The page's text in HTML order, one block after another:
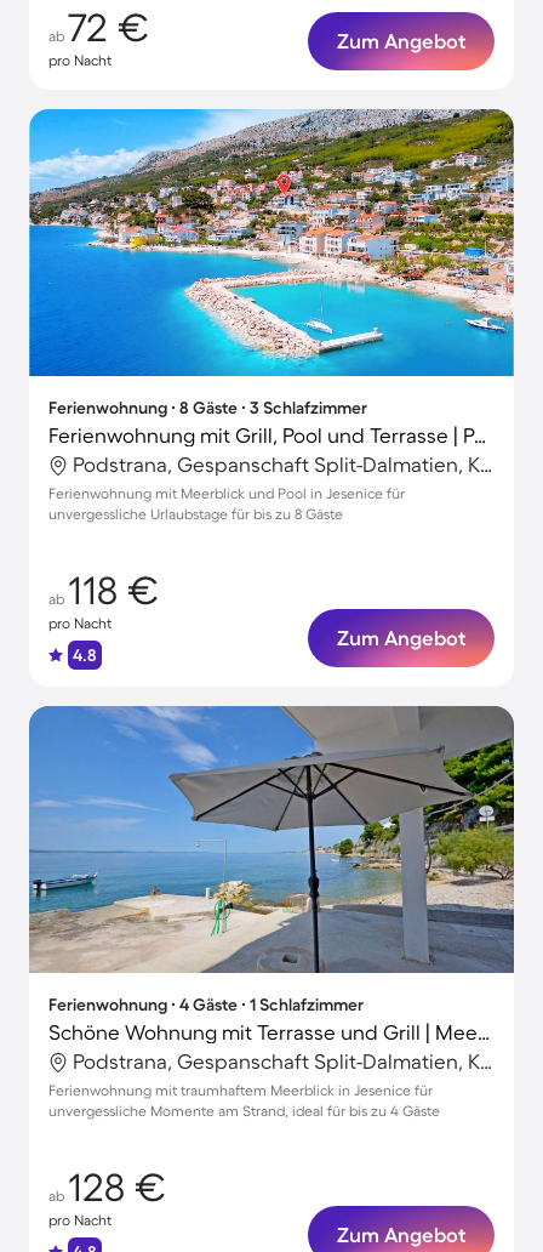
ab 72 €
pro Nacht
Zum Angebot
Ferienwohnung ∙ 8 Gäste ∙ 3 Schlafzimmer
Ferienwohnung mit Grill, Pool und Terrasse | Panoramablick
Podstrana, Gespanschaft Split-Dalmatien, Kroatien
Ferienwohnung mit Meerblick und Pool in Jesenice für
unvergessliche Urlaubstage für bis zu 8 Gäste
ab 118 €
pro Nacht
4.8
Zum Angebot
Ferienwohnung ∙ 4 Gäste ∙ 1 Schlafzimmer
Schöne Wohnung mit Terrasse und Grill | Meerblick
Podstrana, Gespanschaft Split-Dalmatien, Kroatien
Ferienwohnung mit traumhaftem Meerblick in Jesenice für
unvergessliche Momente am Strand, ideal für bis zu 4 Gäste
ab 128 €
pro Nacht
Zum Angebot